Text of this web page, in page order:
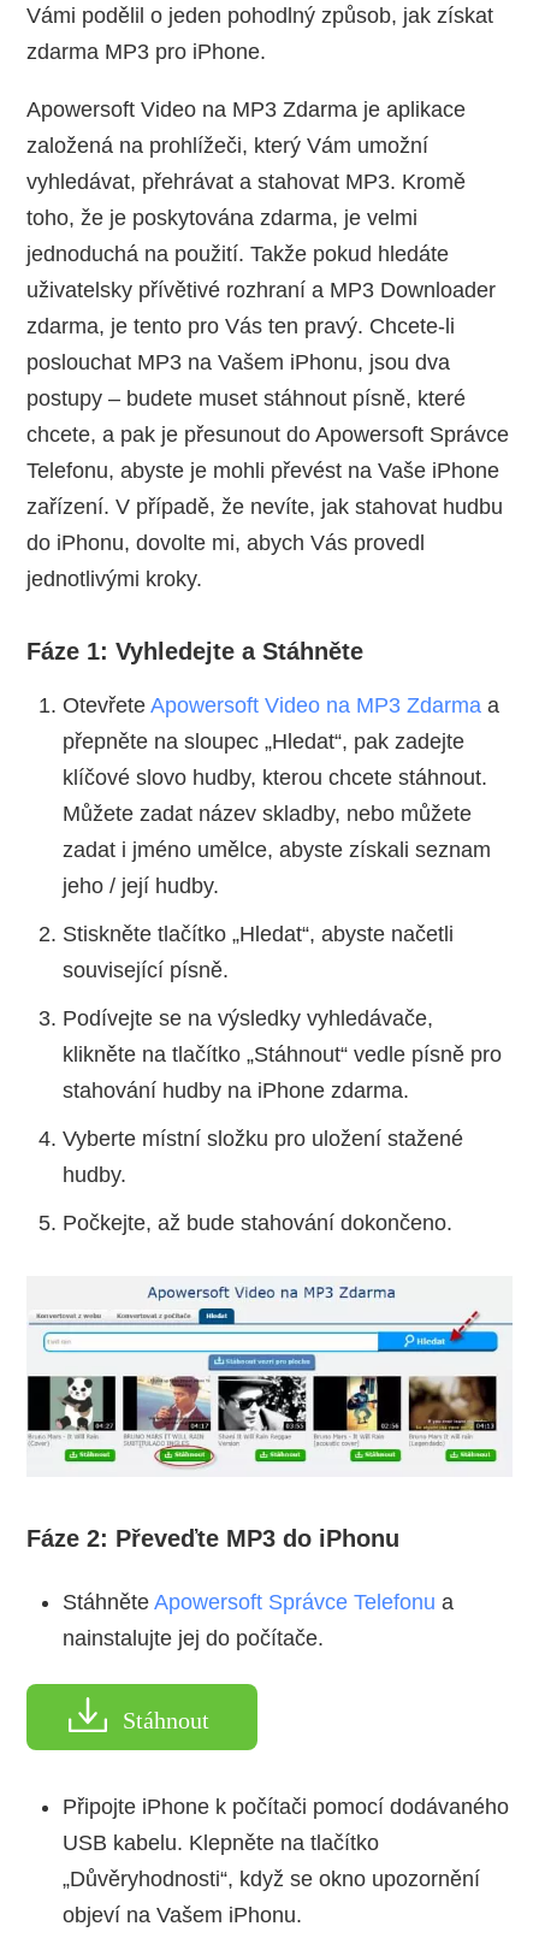
Vámi podělil o jeden pohodlný způsob, jak získat
zdarma MP3 pro iPhone.
Apowersoft Video na MP3 Zdarma je aplikace
založená na prohlížeči, který Vám umožní
vyhledávat, přehrávat a stahovat MP3. Kromě
toho, že je poskytována zdarma, je velmi
jednoduchá na použití. Takže pokud hledáte
uživatelsky přívětivé rozhraní a MP3 Downloader
zdarma, je tento pro Vás ten pravý. Chcete-li
poslouchat MP3 na Vašem iPhonu, jsou dva
postupy – budete muset stáhnout písně, které
chcete, a pak je přesunout do Apowersoft Správce
Telefonu, abyste je mohli převést na Vaše iPhone
zařízení. V případě, že nevíte, jak stahovat hudbu
do iPhonu, dovolte mi, abych Vás provedl
jednotlivými kroky.
Fáze 1: Vyhledejte a Stáhněte
OtevřeteApowersoft Video na MP3 Zdarma a
přepněte na sloupec „Hledat“, pak zadejte
klíčové slovo hudby, kterou chcete stáhnout.
Můžete zadat název skladby, nebo můžete
zadat i jméno umělce, abyste získali seznam
jeho / její hudby.
Stiskněte tlačítko „Hledat“, abyste načetli
související písně.
Podívejte se na výsledky vyhledávače,
klikněte na tlačítko „Stáhnout“ vedle písně pro
stahování hudby na iPhone zdarma.
Vyberte místní složku pro uložení stažené
hudby.
Počkejte, až bude stahování dokončeno.
Fáze 2: Převeďte MP3 do iPhonu
StáhněteApowersoft Správce Telefonu a
nainstalujte jej do počítače.
Stáhnout
Připojte iPhone k počítači pomocí dodávaného
USB kabelu. Klepněte na tlačítko
„Důvěryhodnosti“, když se okno upozornění
objeví na Vašem iPhonu.